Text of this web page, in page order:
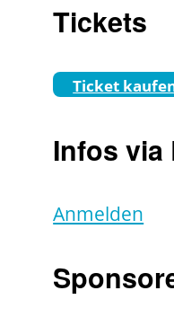
Tickets
Ticket
Infos via
Anmelden